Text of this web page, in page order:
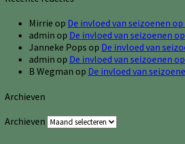
Mirrie op De invloed van seizoenen op
admin op De invloed van seizoenen
Janneke Pops op De invloed van
admin op De invloed van seizoenen
B Wegman op De invloed van
Archieven
Archieven